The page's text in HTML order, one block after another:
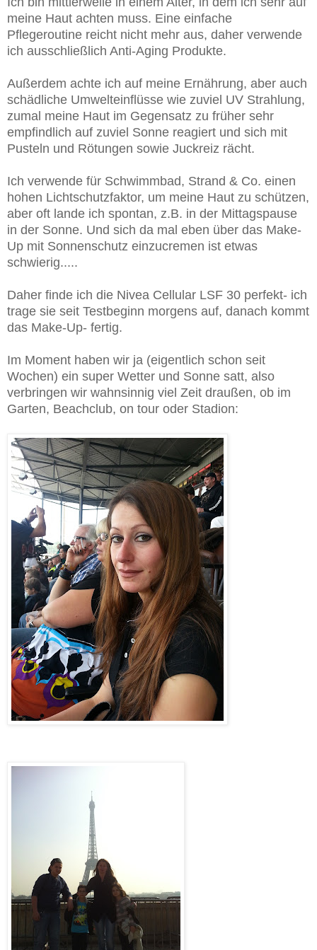
meine Haut achten muss. Eine einfache
Pflegeroutine reicht nicht mehr aus, daher verwende
ich ausschließlich Anti-Aging Produkte.
Außerdem achte ich auf meine Ernährung, aber auch
schädliche Umwelteinflüsse wie zuviel UV Strahlung,
zumal meine Haut im Gegensatz zu früher sehr
empfindlich auf zuviel Sonne reagiert und sich mit
Pusteln und Rötungen sowie Juckreiz rächt.
Ich verwende für Schwimmbad, Strand & Co. einen
hohen Lichtschutzfaktor, um meine Haut zu schützen,
aber oft lande ich spontan, z.B. in der Mittagspause
in der Sonne. Und sich da mal eben über das Make-
Up mit Sonnenschutz einzucremen ist etwas
schwierig.....
Daher finde ich die Nivea Cellular LSF 30 perfekt- ich
trage sie seit Testbeginn morgens auf, danach kommt
das Make-Up- fertig.
Im Moment haben wir ja (eigentlich schon seit
Wochen) ein super Wetter und Sonne satt, also
verbringen wir wahnsinnig viel Zeit draußen, ob im
Garten, Beachclub, on tour oder Stadion: